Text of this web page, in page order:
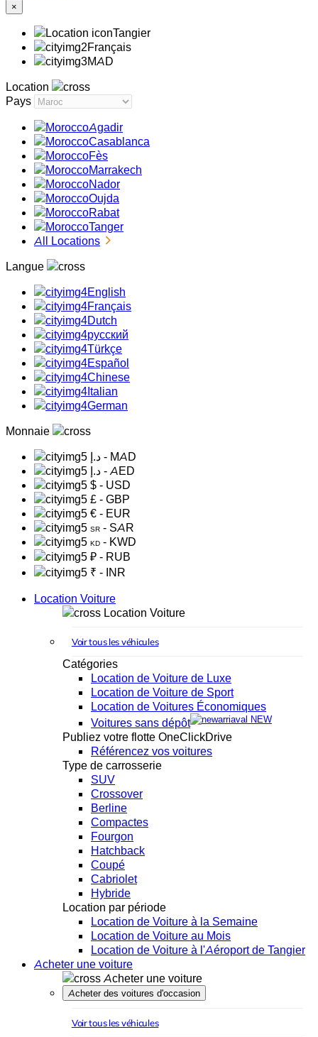
×
Tangier
Français
MAD
Location
Pays
Agadir
Casablanca
Fès
Marrakech
Nador
Oujda
Rabat
Tanger
All Locations
Langue
English
Français
Dutch
русский
Türkçe
Español
Chinese
Italian
German
Monnaie
د.إ - MAD
د.إ - AED
$ - USD
£ - GBP
€ - EUR
SR - SAR
KD - KWD
₽ - RUB
₹ - INR
Location Voiture
Location Voiture
Voir tous les véhicules
Catégories
Location de Voiture de Luxe
Location de Voiture de Sport
Location de Voitures Économiques
Voitures sans dépôt
NEW
Publiez votre flotte OneClickDrive
Référencez vos voitures
Type de carrosserie
SUV
Crossover
Berline
Compactes
Fourgon
Hatchback
Coupé
Cabriolet
Hybride
Location par période
Location de Voiture à la Semaine
Location de Voiture au Mois
Location de Voiture à l'Aéroport de Tangier
Acheter une voiture
Acheter une voiture
Acheter des voitures d'occasion
Voir tous les véhicules